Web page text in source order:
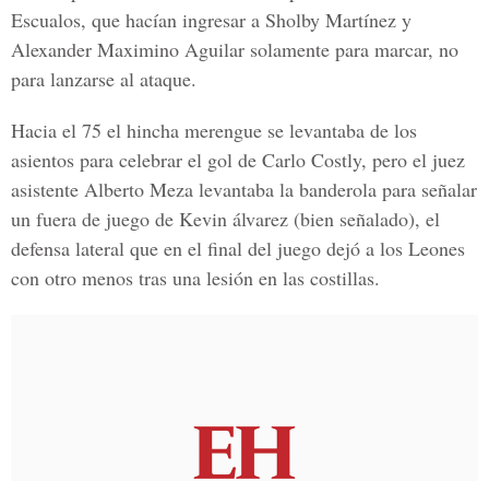
Escualos, que hacían ingresar a Sholby Martínez y
Alexander Maximino Aguilar solamente para marcar, no
para lanzarse al ataque.
Hacia el 75 el hincha merengue se levantaba de los
asientos para celebrar el gol de Carlo Costly, pero el juez
asistente Alberto Meza levantaba la banderola para señalar
un fuera de juego de Kevin álvarez (bien señalado), el
defensa lateral que en el final del juego dejó a los Leones
con otro menos tras una lesión en las costillas.